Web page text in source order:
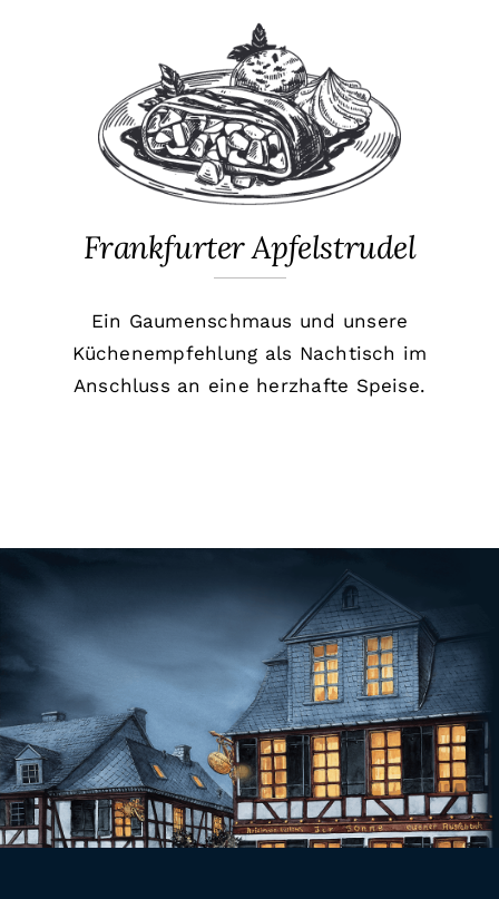
Frankfurter Apfelstrudel
Ein Gaumenschmaus und unsere
Küchenempfehlung als Nachtisch im
Anschluss an eine herzhafte Speise.